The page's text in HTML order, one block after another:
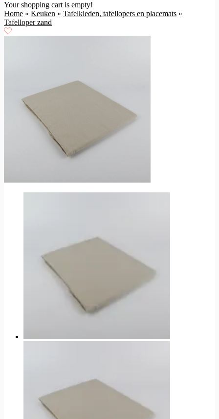
Your shopping cart is empty!
Home » Keuken » Tafelkleden, tafellopers en placemats »
Tafelloper zand